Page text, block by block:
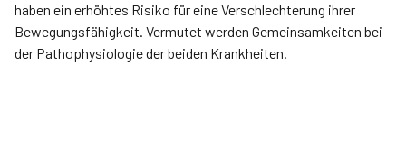
haben ein erhöhtes Risiko für eine Verschlechterung ihrer
Bewegungsfähigkeit. Vermutet werden Gemeinsamkeiten bei
der Pathophysiologie der beiden Krankheiten.